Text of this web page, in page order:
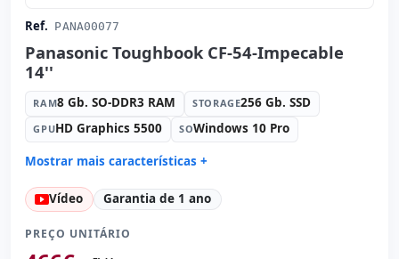
Ref. PANA00077
Panasonic Toughbook CF-54-Impecable
14''
RAM8 Gb. SO-DDR3 RAM STORAGE256 Gb. SSD
GPUHD Graphics 5500 SOWindows 10 Pro
Mostrar mais características +
Connectivity: L218M
Connectivity: RJ-45 · WIFI · Bluetooth
Processador: Intel Core i5 5300U 2.3 GHz.
Som: High Definition Audio
Vídeo Garantia de 1 ano
PREÇO UNITÁRIO